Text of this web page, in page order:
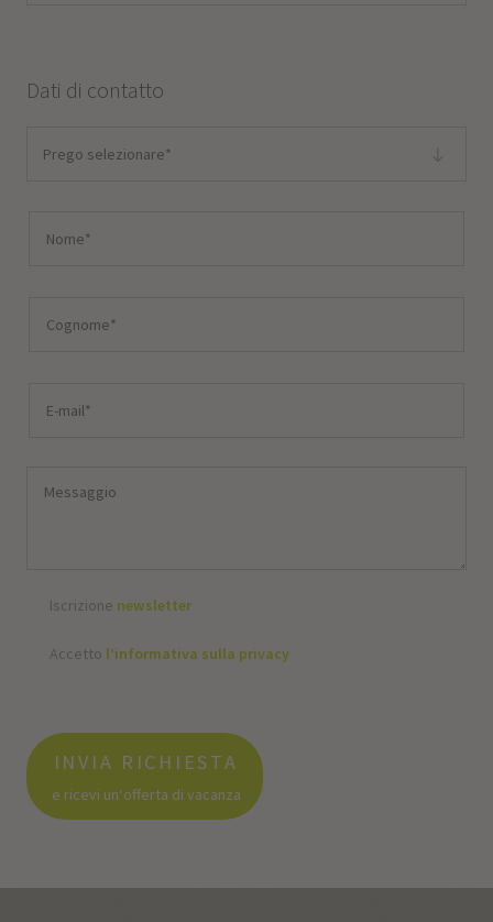
Dati di contatto
Prego selezionare*
Iscrizione newsletter
Accetto l’informativa sulla privacy
INVIA RICHIESTA
e ricevi un‘offerta di vacanza